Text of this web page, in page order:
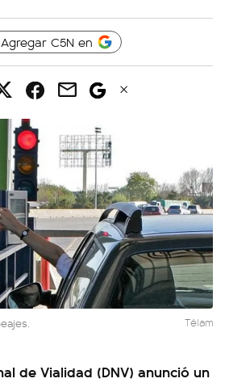
Agregar C5N en
Télam
de Vialidad (DNV) anunció un